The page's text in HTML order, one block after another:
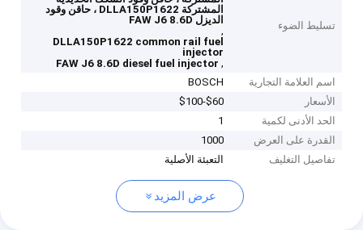
تسليط الضوء
المشتركة DLLA150P1622 ، حاقن وقود
الديزل FAW J6 8.6D
,
DLLA150P1622 common rail fuel
injector
,
FAW J6 8.6D diesel fuel injector
اسم العلامة التجارية
BOSCH
الأسعار
$60-$100
الحد الأدنى لكمية
1
القدرة على العرض
1000
تفاصيل التغليف
التعبئة الأصلية
عرض المزيد